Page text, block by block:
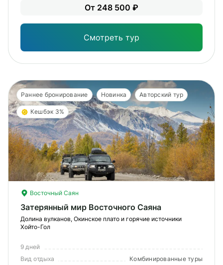
От 248 500 ₽
Смотреть тур
Раннее бронирование Новинка Авторский тур
Кешбэк 3%
Восточный Саян
Затерянный мир Восточного Саяна
Долина вулканов, Окинское плато и горячие источники
Хойто-Гол
9 дней
Вид отдыха
Комбинированные туры